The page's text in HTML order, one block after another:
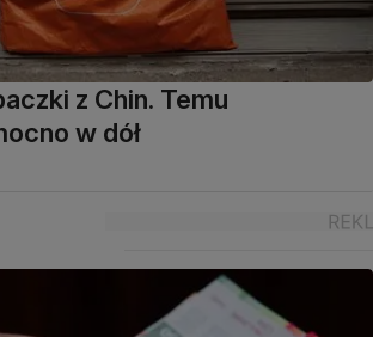
z Chin. Temu
w dół